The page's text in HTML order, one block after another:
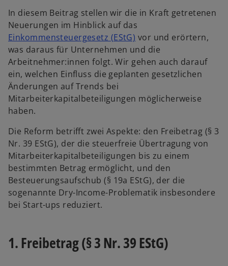
e
i
t
e
k
r
e
t
n
e
i
n
e
r
e
e
n
e
g
r
k
i
n
e
i
n
e
r
n
u
e
n
e
e
r
In diesem Beitrag stellen wir die in Kraft getretenen
Neuerungen im Hinblick auf das
Einkommensteuergesetz (EStG) vor und erörtern,
was daraus für Unternehmen und die
Arbeitnehmer:innen folgt. Wir gehen auch darauf
ein, welchen Einfluss die geplanten gesetzlichen
Änderungen auf Trends bei
Mitarbeiterkapitalbeteiligungen möglicherweise
haben.
Die Reform betrifft zwei Aspekte: den Freibetrag (§ 3
Nr. 39 EStG), der die steuerfreie Übertragung von
Mitarbeiterkapitalbeteiligungen bis zu einem
bestimmten Betrag ermöglicht, und den
Besteuerungsaufschub (§ 19a EStG), der die
sogenannte Dry-Income-Problematik insbesondere
bei Start-ups reduziert.
1. Freibetrag (§ 3 Nr. 39 EStG)